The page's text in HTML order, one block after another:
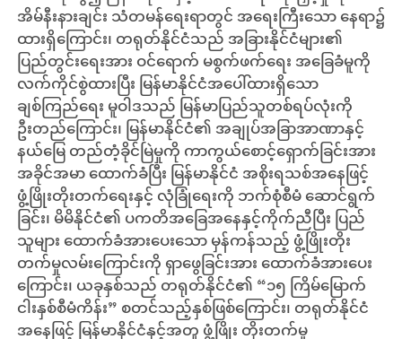
အိမ်နီးနားချင်း သံတမန်ရေးရာတွင် အရေးကြီးသော နေရာ၌
ထားရှိကြောင်း၊ တရုတ်နိုင်ငံသည် အခြားနိုင်ငံများ၏
ပြည်တွင်းရေးအား ဝင်ရောက် မစွက်ဖက်ရေး အခြေခံမူကို
လက်ကိုင်စွဲထားပြီး မြန်မာနိုင်ငံအပေါ်ထားရှိသော
ချစ်ကြည်ရေး မူဝါဒသည် မြန်မာပြည်သူတစ်ရပ်လုံးကို
ဦးတည်ကြောင်း၊ မြန်မာနိုင်ငံ၏ အချုပ်အခြာအာဏာနှင့်
နယ်မြေ တည်တံ့ခိုင်မြဲမှုကို ကာကွယ်စောင့်ရှောက်ခြင်းအား
အခိုင်အမာ ထောက်ခံပြီး မြန်မာနိုင်ငံ အစိုးရသစ်အနေဖြင့်
ဖွံ့ဖြိုးတိုးတက်ရေးနှင့် လုံခြုံရေးကို ဘက်စုံစီမံ ဆောင်ရွက်
ခြင်း၊ မိမိနိုင်ငံ၏ ပကတိအခြေအနေနှင့်ကိုက်ညီပြီး ပြည်
သူများ ထောက်ခံအားပေးသော မှန်ကန်သည့် ဖွံ့ဖြိုးတိုး
တက်မှုလမ်းကြောင်းကို ရှာဖွေခြင်းအား ထောက်ခံအားပေး
ကြောင်း၊ ယခုနှစ်သည် တရုတ်နိုင်ငံ၏ “၁၅ ကြိမ်မြောက်
ငါးနှစ်စီမံကိန်း” စတင်သည့်နှစ်ဖြစ်ကြောင်း၊ တရုတ်နိုင်ငံ
အနေဖြင့် မြန်မာနိုင်ငံနှင့်အတူ ဖွံ့ဖြိုး တိုးတက်မှု